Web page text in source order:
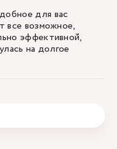
для вас
все возможное,
эффективной,
на долгое